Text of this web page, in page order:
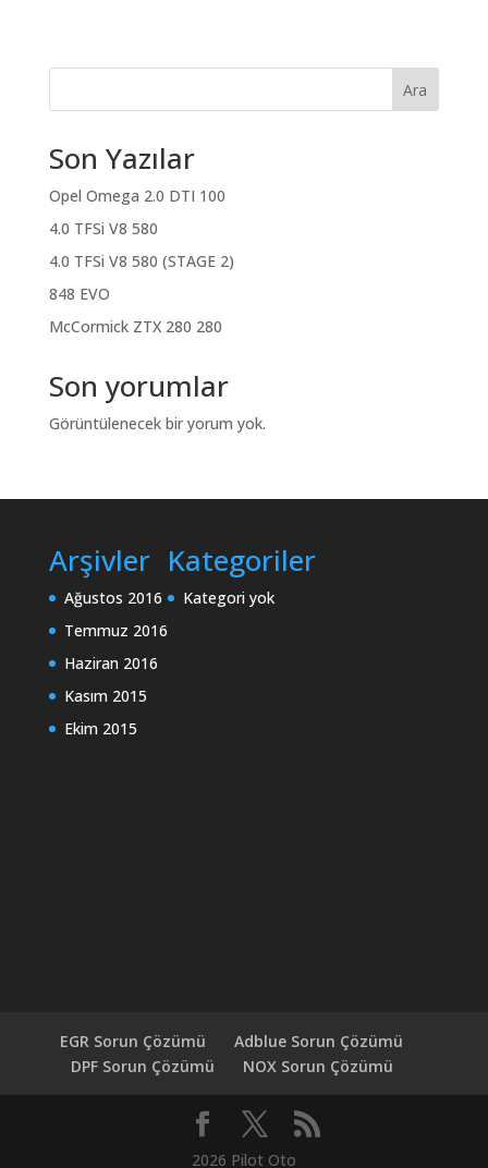
Ara
Son Yazılar
Opel Omega 2.0 DTI 100
4.0 TFSi V8 580
4.0 TFSi V8 580 (STAGE 2)
848 EVO
McCormick ZTX 280 280
Son yorumlar
Görüntülenecek bir yorum yok.
Arşivler
Ağustos 2016
Temmuz 2016
Haziran 2016
Kasım 2015
Ekim 2015
Kategoriler
Kategori yok
EGR Sorun Çözümü
Adblue Sorun Çözümü
DPF Sorun Çözümü
NOX Sorun Çözümü
2026 Pilot Oto